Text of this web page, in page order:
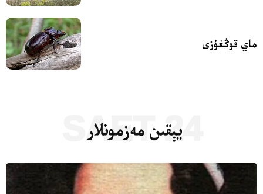
ماي قوڭغۇزى
يېقىن مەزمونلار
24 SAET